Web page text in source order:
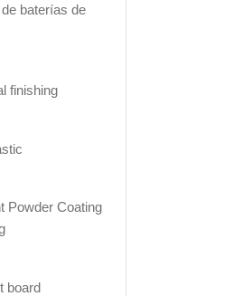
baterías de
finishing
Powder Coating
board